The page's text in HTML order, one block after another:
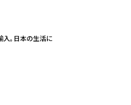
。日本の生活に